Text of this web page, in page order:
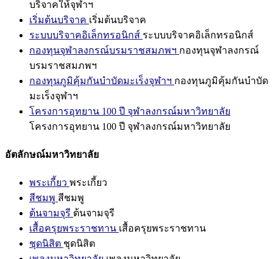
บริจาคให้จุฬาฯ
เริ่มต้นบริจาค เริ่มต้นบริจาค
ระบบบริจาคอิเล็กทรอนิกส์ ระบบบริจาคอิเล็กทรอนิกส์
กองทุนจุฬาลงกรณ์บรมราชสมภพฯ กองทุนจุฬาลงกรณ์
บรมราชสมภพฯ
กองทุนภูมิคุ้มกันบำบัดมะเร็งจุฬาฯ กองทุนภูมิคุ้มกันบำบัด
มะเร็งจุฬาฯ
โครงการอุทยาน 100 ปี จุฬาลงกรณ์มหาวิทยาลัย
โครงการอุทยาน 100 ปี จุฬาลงกรณ์มหาวิทยาลัย
อัตลักษณ์มหาวิทยาลัย
พระเกี้ยว พระเกี้ยว
สีชมพู สีชมพู
ต้นจามจุรี ต้นจามจุรี
เสื้อครุยพระราชทาน เสื้อครุยพระราชทาน
ชุดนิสิต ชุดนิสิต